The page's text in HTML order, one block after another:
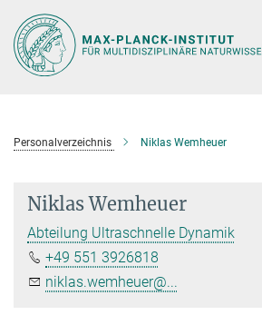
Hauptinhalt
Personalverzeichnis Niklas Wemheuer
Niklas Wemheuer
Abteilung Ultraschnelle Dynamik
+49 551 3926818
niklas.wemheuer@...